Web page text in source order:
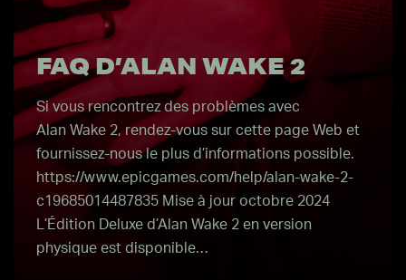
FAQ D’ALAN WAKE 2
Si vous rencontrez des problèmes avec
Alan Wake 2, rendez-vous sur cette page Web et
fournissez-nous le plus d’informations possible.
https://www.epicgames.com/help/alan-wake-2-
c19685014487835 Mise à jour octobre 2024
L’Édition Deluxe d’Alan Wake 2 en version
physique est disponible…